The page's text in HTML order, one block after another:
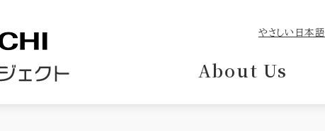
やさしい日本語
About Us